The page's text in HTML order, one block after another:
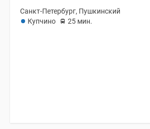
Санкт-Петербург, Пушкинский
Купчино
25 мин.